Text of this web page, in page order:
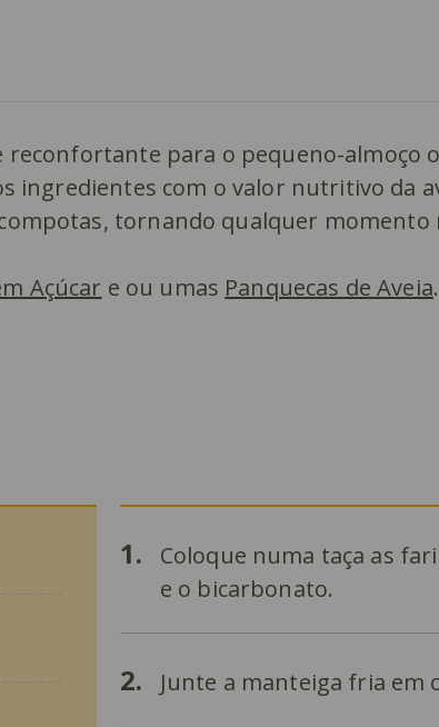
reconfortante para o pequeno-
ingredientes com o valor nutritivo da
tornando qualquer momento
Açúcar e ou umas Panquecas de Aveia.
1.
Coloque numa taça as
e o bicarbonato.
2. Junte a manteiga fria em